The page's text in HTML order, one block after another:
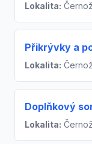
Lokalita:
Přikrývky a
Lokalita:
Doplňkový
Lokalita: